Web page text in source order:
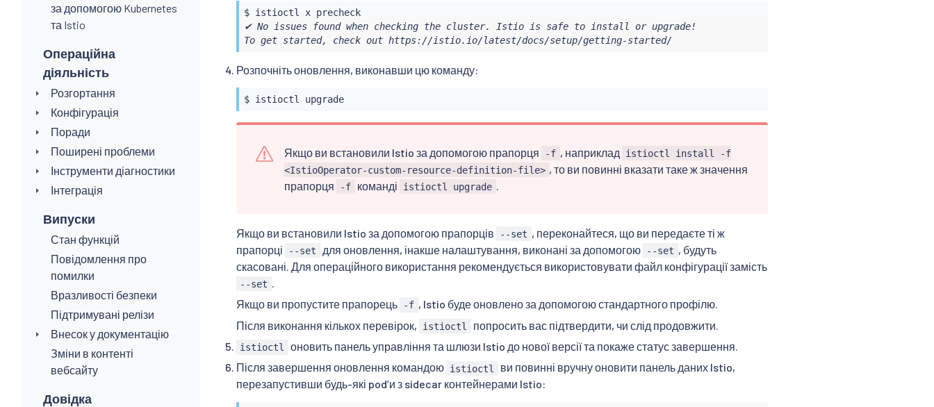
за допомогою Kubernetes
та Istio
Операційна
діяльність
Розгортання
Конфігурація
Поради
Поширені проблеми
Інструменти діагностики
Інтеграція
Випуски
Стан функцій
Повідомлення про
помилки
Вразливості безпеки
Підтримувані релізи
Внесок у документацію
Зміни в контенті
вебсайту
Довідка
$ istioctl
x precheck
✔ No issues found when checking the cluster. Istio is safe to install or upgrade!
To get started, check out https://istio.io/latest/docs/setup/getting-started/
Розпочніть оновлення, виконавши цю команду:
$ istioctl upgrade
Якщо ви встановили Istio за допомогою прапорця -f , наприклад
istioctl install -f
<IstioOperator-custom-resource-definition-file> , то ви повинні вказати таке ж значення
прапорця
-f команді istioctl upgrade
Якщо ви встановили Istio за допомогою прапорців --set , переконайтеся, що ви передаєте ті ж
прапорці
--set для оновлення, інакше налаштування, виконані за допомогою --set , будуть
скасовані. Для операційного використання рекомендується використовувати файл конфігурації замість
--set
Якщо ви пропустите прапорець
-f , Istio буде оновлено за допомогою стандартного профілю.
Після виконання кількох перевірок,
istioctl попросить вас підтвердити, чи слід продовжити.
istioctl
оновить панель управління та шлюзи Istio до нової версії та покаже статус завершення.
Після завершення оновлення командою istioctl
ви повинні вручну оновити панель даних Istio,
перезапустивши будь-які podʼи з sidecar контейнерами Istio: